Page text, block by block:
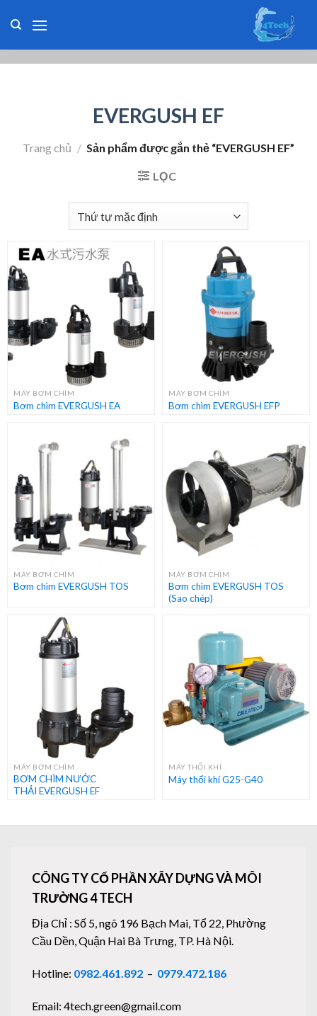
EVERGUSH EF
Trang chủ / Sản phẩm được gắn thẻ “EVERGUSH EF”
LỌC
MÁY BƠM CHÌM
Bơm chìm EVERGUSH EA
MÁY BƠM CHÌM
Bơm chìm EVERGUSH EFP
MÁY BƠM CHÌM
Bơm chìm EVERGUSH TOS
MÁY BƠM CHÌM
Bơm chìm EVERGUSH TOS
(Sao chép)
MÁY BƠM CHÌM
BƠM CHÌM NƯỚC
THẢI EVERGUSH EF
MÁY THỔI KHÍ
Máy thổi khí G25-G40
CÔNG TY CỔ PHẦN XÂY DỰNG VÀ MÔI
TRƯỜNG 4 TECH
Địa Chỉ : Số 5, ngõ 196 Bạch Mai, Tổ 22, Phường
Cầu Dền, Quận Hai Bà Trưng, TP. Hà Nội.
Hotline: 0982.461.892 – 0979.472.186
Email: 4tech.green@gmail.com